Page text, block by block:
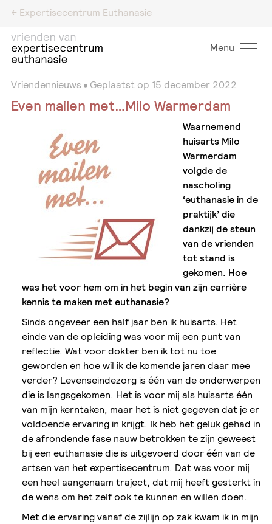
<- Expertisecentrum Euthanasie
Menu
Vriendennieuws Geplaatst op 15 december 2022
Even mailen met…Milo Warmerdam
Waarnemend
huisarts Milo
Warmerdam
volgde de
nascholing
‘euthanasie in de
praktijk’ die
dankzij de steun
van devrienden
tot stand is
gekomen. Hoe
was het voor hem om in het begin van zijn carrière
kennis te maken met euthanasie?
Sinds ongeveer een half jaar ben ik huisarts. Het
einde van de opleiding was voor mij een punt van
reflectie. Wat voor dokter ben ik tot nu toe
geworden en hoe wil ik de komende jaren daar mee
verder? Levenseindezorg is één van de onderwerpen
die is langsgekomen. Het is voor mij als huisarts één
van mijn kerntaken, maar het is niet gegeven dat je er
voldoende ervaring in krijgt. Ik heb het geluk gehad in
de afrondende fase nauw betrokken te zijn geweest
bij een euthanasie die is uitgevoerd door één van de
artsen van het expertisecentrum. Dat was voor mij
een heel aangenaam traject, dat mij heeft gesterkt in
de wens om het zelf ook te kunnen en willen doen.
Met die ervaring vanaf de zijlijn op zak kwam ik in mijn